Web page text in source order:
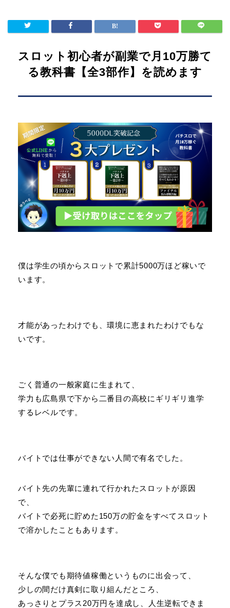
スロット初心者が副業で月10万勝て
る教科書【全3部作】を読めます
僕は学生の頃からスロットで累計5000万ほど稼いで
います。
才能があったわけでも、環境に恵まれたわけでもな
いです。
ごく普通の一般家庭に生まれて、
学力も広島県で下から二番目の高校にギリギリ進学
するレベルです。
バイトでは仕事ができない人間で有名でした。
バイト先の先輩に連れて行かれたスロットが原因
で、
バイトで必死に貯めた150万の貯金をすべてスロット
で溶かしたこともあります。
そんな僕でも期待値稼働というものに出会って、
少しの間だけ真剣に取り組んだところ、
あっさりとプラス20万円を達成し、人生逆転できま